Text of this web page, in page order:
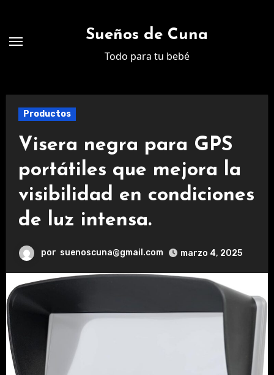
contenido
Sueños de Cuna
Todo para tu bebé
Productos
Visera negra para GPS
portátiles que mejora la
visibilidad en condiciones
de luz intensa.
por suenoscuna@gmail.com marzo 4, 2025